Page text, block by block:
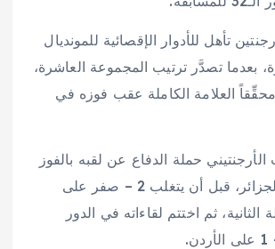
تأهل للأدوار الإقصائية للمونديال
بعدما تصدَّر ترتيب المجموعة العاشرة،
محقِّقاً العلامة الكاملة عقب فوزه في
حملة الدفاع عن لقبه بالفوز
3 – صفر على الجزائر، قبل أن يتغلب 2 – صفر على
الثانية، ثم اختتم لقاءاته في الدور